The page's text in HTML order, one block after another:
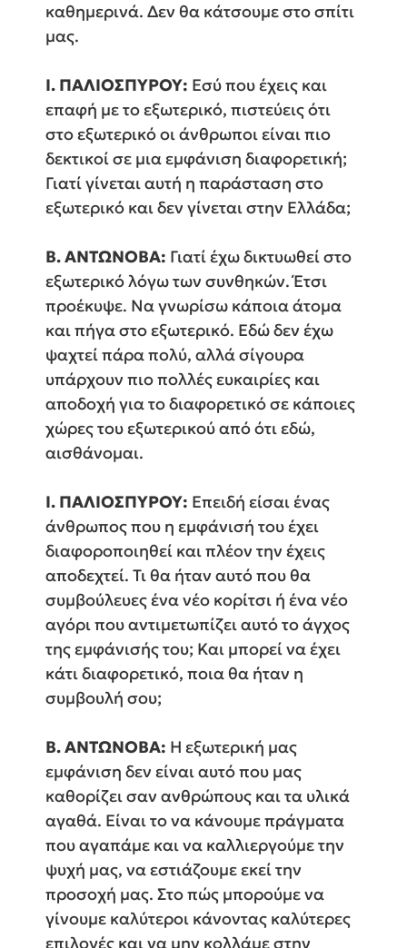
καθημερινά. Δεν θα κάτσουμε στο σπίτι
μας.
Ι. ΠΑΛΙΟΣΠΥΡΟΥ: Εσύ που έχεις και
επαφή με το εξωτερικό, πιστεύεις ότι
στο εξωτερικό οι άνθρωποι είναι πιο
δεκτικοί σε μια εμφάνιση διαφορετική;
Γιατί γίνεται αυτή η παράσταση στο
εξωτερικό και δεν γίνεται στην Ελλάδα;
Β. ΑΝΤΩΝΟΒΑ: Γιατί έχω δικτυωθεί στο
εξωτερικό λόγω των συνθηκών. Έτσι
προέκυψε. Να γνωρίσω κάποια άτομα
και πήγα στο εξωτερικό. Εδώ δεν έχω
ψαχτεί πάρα πολύ, αλλά σίγουρα
υπάρχουν πιο πολλές ευκαιρίες και
αποδοχή για το διαφορετικό σε κάποιες
χώρες του εξωτερικού από ότι εδώ,
αισθάνομαι.
Ι. ΠΑΛΙΟΣΠΥΡΟΥ: Επειδή είσαι ένας
άνθρωπος που η εμφάνισή του έχει
διαφοροποιηθεί και πλέον την έχεις
αποδεχτεί. Τι θα ήταν αυτό που θα
συμβούλευες ένα νέο κορίτσι ή ένα νέο
αγόρι που αντιμετωπίζει αυτό το άγχος
της εμφάνισής του; Και μπορεί να έχει
κάτι διαφορετικό, ποια θα ήταν η
συμβουλή σου;
Β. ΑΝΤΩΝΟΒΑ: Η εξωτερική μας
εμφάνιση δεν είναι αυτό που μας
καθορίζει σαν ανθρώπους και τα υλικά
αγαθά. Είναι το να κάνουμε πράγματα
που αγαπάμε και να καλλιεργούμε την
ψυχή μας, να εστιάζουμε εκεί την
προσοχή μας. Στο πώς μπορούμε να
γίνουμε καλύτεροι κάνοντας καλύτερες
επιλογές και να μην κολλάμε στην